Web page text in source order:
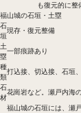
も復元的に整
福山城の石垣・土塁
石
垣
現存・復元整備
土
塁
一部痕跡あり
種
類
打込接、切込接、石垣
石
材
花崗岩など。瀬戸内海
福山城の石垣には、瀬